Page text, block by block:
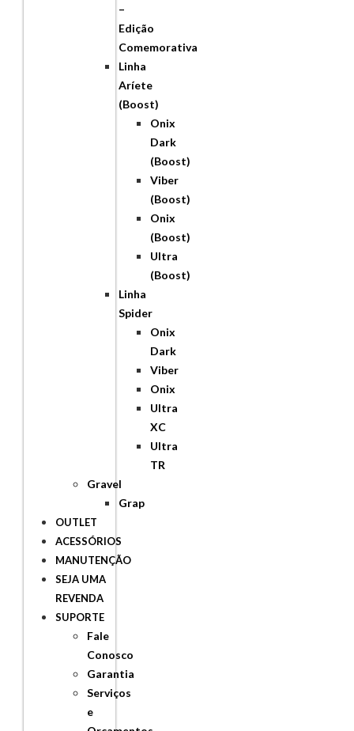
–
Edição
Comemorativa
Linha
Aríete
(Boost)
Onix
Dark
(Boost)
Viber
(Boost)
Onix
(Boost)
Ultra
(Boost)
Linha
Spider
Onix
Dark
Viber
Onix
Ultra
XC
Ultra
TR
Gravel
Grap
OUTLET
ACESSÓRIOS
MANUTENÇÃO
SEJA UMA
REVENDA
SUPORTE
Fale
Conosco
Garantia
Serviços
e